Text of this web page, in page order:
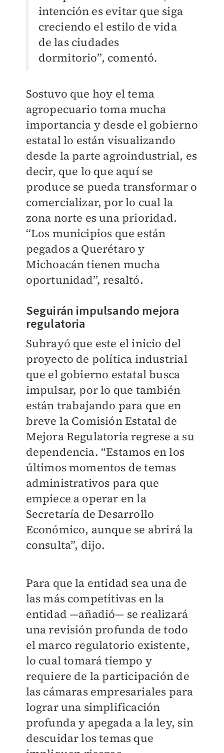
intención es evitar que siga
creciendo el estilo de vida
de las ciudades
dormitorio”, comentó.
Sostuvo que hoy el tema
agropecuario toma mucha
importancia y desde el gobierno
estatal lo están visualizando
desde la parte agroindustrial, es
decir, que lo que aquí se
produce se pueda transformar o
comercializar, por lo cual la
zona norte es una prioridad.
“Los municipios que están
pegados a Querétaro y
Michoacán tienen mucha
oportunidad”, resaltó.
Seguirán impulsando mejora
regulatoria
Subrayó que este el inicio del
proyecto de política industrial
que el gobierno estatal busca
impulsar, por lo que también
están trabajando para que en
breve la Comisión Estatal de
Mejora Regulatoria regrese a su
dependencia. “Estamos en los
últimos momentos de temas
administrativos para que
empiece a operar en la
Secretaría de Desarrollo
Económico, aunque se abrirá la
consulta”, dijo.
Para que la entidad sea una de
las más competitivas en la
entidad —añadió— se realizará
una revisión profunda de todo
el marco regulatorio existente,
lo cual tomará tiempo y
requiere de la participación de
las cámaras empresariales para
lograr una simplificación
profunda y apegada a la ley, sin
descuidar los temas que